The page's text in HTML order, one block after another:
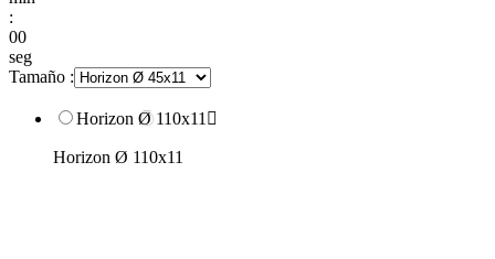
:
00
seg
Tamaño :
Horizon Ø 110x11 
Horizon Ø 110x11